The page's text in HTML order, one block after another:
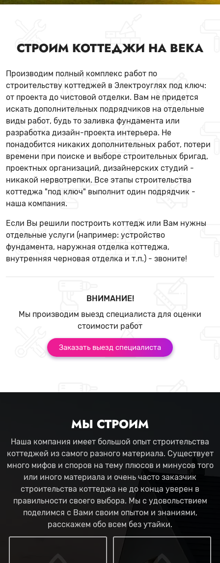
СТРОИМ КОТТЕДЖИ НА ВЕКА
Производим полный комплекс работ по
строительству коттеджей в Электроуглях под ключ:
от проекта до чистовой отделки. Вам не придется
искать дополнительных подрядчиков на отдельные
виды работ, будь то заливка фундамента или
разработка дизайн-проекта интерьера. Не
понадобится никаких дополнительных работ, потери
времени при поиске и выборе строительных бригад,
проектных организаций, дизайнерских студий -
никакой нервотрепки. Все этапы строительства
коттеджа "под ключ" выполнит один подрядчик -
наша компания.
Если Вы решили построить коттедж или Вам нужны
отдельные услуги (например: устройство
фундамента, наружная отделка коттеджа,
внутренняя черновая отделка и т.п.) - звоните!
ВНИМАНИЕ!
Мы производим выезд специалиста для оценки
стоимости работ
Заказать выезд специалиста
МЫ СТРОИМ
Наша компания имеет большой опыт строительства
коттеджей из самого разного материала. Существует
много мифов и споров на тему плюсов и минусов того
или иного материала и очень часто заказчик
строительства коттеджа не до конца уверен в
правильности своего выбора. Мы с удовольствием
поделимся с Вами своим опытом и знаниями,
расскажем обо всем без утайки.